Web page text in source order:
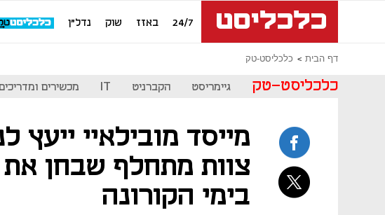
24/7 באזז שוק נדל"ן
דף הבית כלכליסט-טק
כלכליסט-טק גיימריסט הקברניט IT מכשירים
מייסד מובילאיי ייעץ
צוות מתחלף שבחן
בימי הקורונה